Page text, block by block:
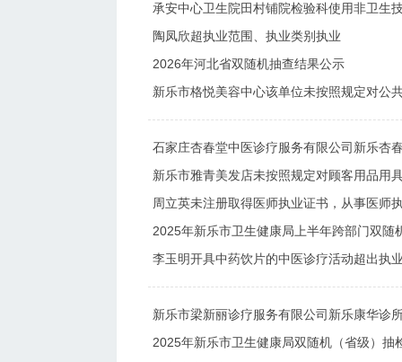
承安中心卫生院田村铺院检验科使用非卫生
陶凤欣超执业范围、执业类别执业
2026年河北省双随机抽查结果公示
新乐市雅青美发店未按照规定对顾客用品用
周立英未注册取得医师执业证书，从事医师
2025年新乐市卫生健康局上半年跨部门双随
李玉明开具中药饮片的中医诊疗活动超出执
2025年新乐市卫生健康局双随机（省级）抽